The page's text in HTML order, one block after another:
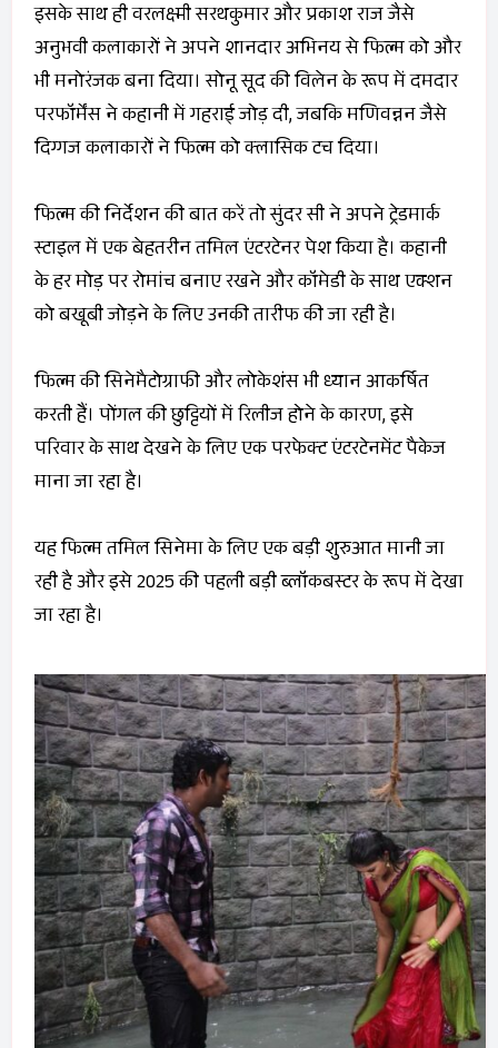
इसके साथ ही वरलक्ष्मी सरथकुमार और प्रकाश राज जैसे
अनुभवी कलाकारों ने अपने शानदार अभिनय से फिल्म को और
भी मनोरंजक बना दिया। सोनू सूद की विलेन के रूप में दमदार
परफॉर्मेंस ने कहानी में गहराई जोड़ दी, जबकि मणिवन्नन जैसे
दिग्गज कलाकारों ने फिल्म को क्लासिक टच दिया।
फिल्म की निर्देशन की बात करें तो सुंदर सी ने अपने ट्रेडमार्क
स्टाइल में एक बेहतरीन तमिल एंटरटेनर पेश किया है। कहानी
के हर मोड़ पर रोमांच बनाए रखने और कॉमेडी के साथ एक्शन
को बखूबी जोड़ने के लिए उनकी तारीफ की जा रही है।
फिल्म की सिनेमैटोग्राफी और लोकेशंस भी ध्यान आकर्षित
करती हैं। पोंगल की छुट्टियों में रिलीज होने के कारण, इसे
परिवार के साथ देखने के लिए एक परफेक्ट एंटरटेनमेंट पैकेज
माना जा रहा है।
यह फिल्म तमिल सिनेमा के लिए एक बड़ी शुरुआत मानी जा
रही है और इसे 2025 की पहली बड़ी ब्लॉकबस्टर के रूप में देखा
जा रहा है।